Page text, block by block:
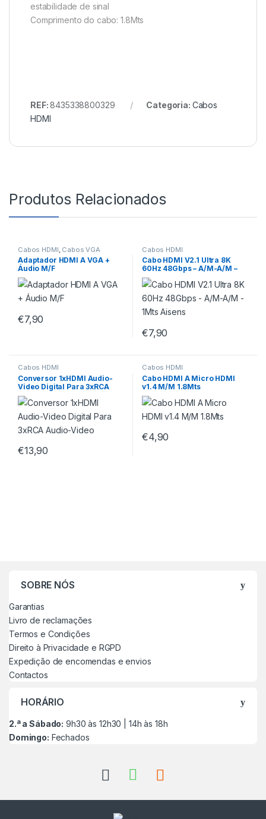
estabilidade de sinal
Comprimento do cabo: 1.8Mts
REF:8435338800329 Categoria: Cabos
HDMI
Produtos Relacionados
Cabos HDMI Cabos VGA
Adaptador HDMI A VGA +
Áudio M/F
€7,90
Cabos HDMI
Cabo HDMI V2.1 Ultra 8K
60Hz 48Gbps – A/M-A/M –
1Mts Aisens
€7,90
Cabos HDMI
Conversor 1xHDMI Audio-
Video Digital Para 3xRCA
Audio-Video
€13,90
Cabos HDMI
Cabo HDMI A Micro HDMI
v1.4 M/M 1.8Mts
€4,90
SOBRE NÓS
Garantias
Livro de reclamações
Termos e Condições
Direito à Privacidade e RGPD
Expedição de encomendas e envios
Contactos
HORÁRIO
2.ª a Sábado: 9h30 às 12h30 | 14h às 18h
Domingo: Fechados